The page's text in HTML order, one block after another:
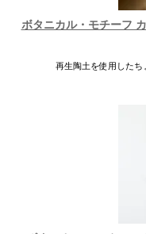
ボタニカル・モチーフ
再生陶土を使用したち